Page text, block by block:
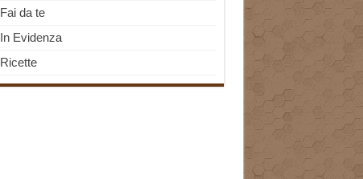
Fai da te
In Evidenza
Ricette